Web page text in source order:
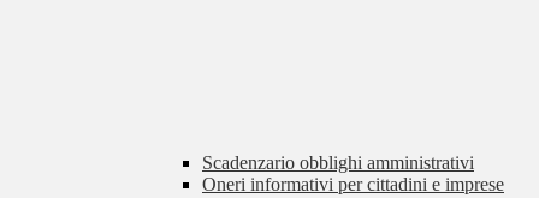
Scadenzario obblighi amministrativi
Oneri informativi per cittadini e imprese